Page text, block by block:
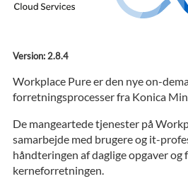
Version: 2.8.4
Workplace Pure er den nye on-
forretningsprocesser fra Konica
De mangeartede tjenester på
samarbejde med brugere og it-
håndteringen af daglige opgaver
kerneforretningen.